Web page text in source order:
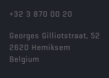
+32 3 870 00 20
Georges Gilliotstraat, 52
2620 Hemiksem
Belgium